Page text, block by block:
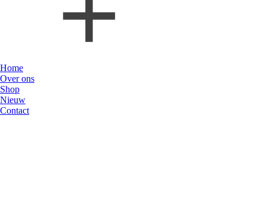
Home
Over ons
Shop
Nieuw
Contact